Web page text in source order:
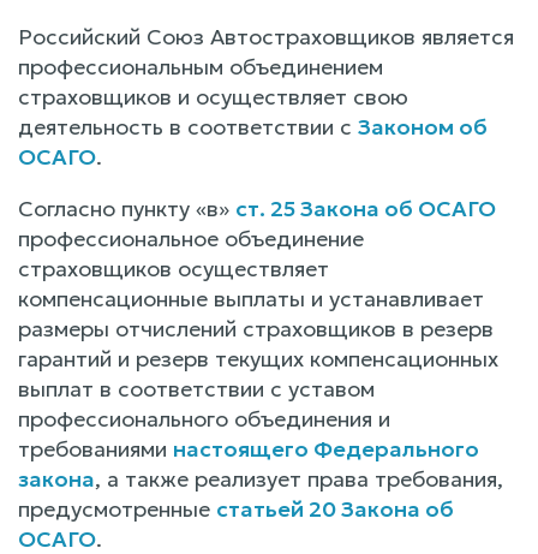
Российский Союз Автостраховщиков является
профессиональным объединением
страховщиков и осуществляет свою
деятельность в соответствии с Законом об
ОСАГО.
Согласно пункту «в» ст. 25 Закона об ОСАГО
профессиональное объединение
страховщиков осуществляет
компенсационные выплаты и устанавливает
размеры отчислений страховщиков в резерв
гарантий и резерв текущих компенсационных
выплат в соответствии с уставом
профессионального объединения и
требованиями настоящего Федерального
закона, а также реализует права требования,
предусмотренные статьей 20 Закона об
ОСАГО.